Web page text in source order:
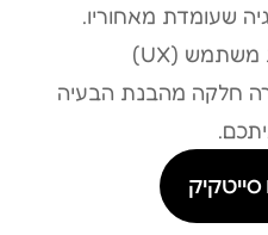
שעומדת מאחוריו.
אנחנו מתמקדים בחוויית משתמש (UX)
חלקה מהבנת הבעיה